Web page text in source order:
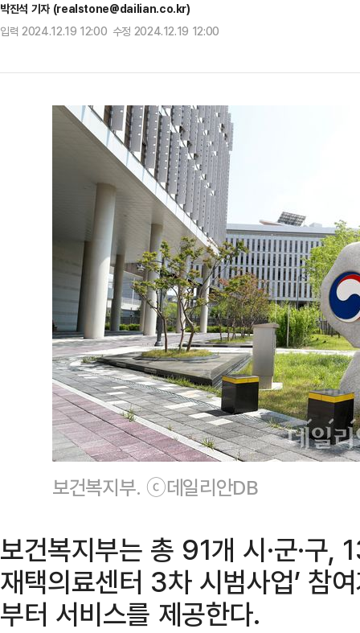
박진석 기자 (realstone@dailian.co.kr)
입력 2024.12.19 12:00 수정 2024.12.19 12:00
보건복지부. ⓒ데일리안DB
보건복지부는 총 91개 시·군·구,
재택의료센터 3차 시범사업’ 참
부터 서비스를 제공한다.